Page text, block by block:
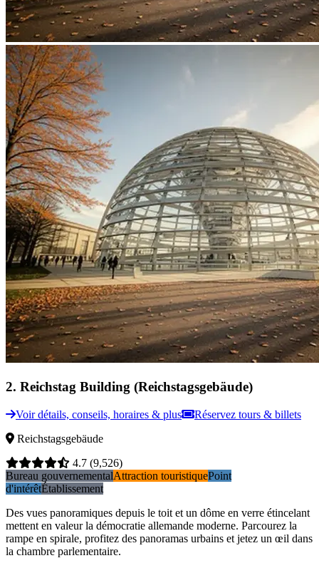
2. Reichstag Building (Reichstagsgebäude)
Voir détails, conseils, horaires & plus
Réservez tours & billets
Reichstagsgebäude
4.7 (9,526)
Bureau gouvernementalAttraction touristiquePoint
d'intérêtÉtablissement
Des vues panoramiques depuis le toit et un dôme en verre étincelant
mettent en valeur la démocratie allemande moderne. Parcourez la
rampe en spirale, profitez des panoramas urbains et jetez un œil dans
la chambre parlementaire.